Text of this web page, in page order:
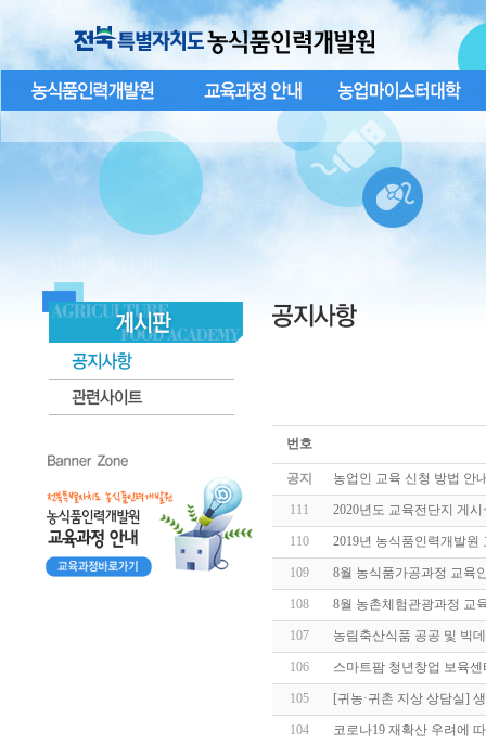
번호
공지 농업인 교육 신청 방법 안
111 2020년도 교육전단지 게시
110 2019년 농식품인력개발원
109 8월 농식품가공과정 교육
108 8월 농촌체험관광과정 교
107 농림축산식품 공공 및 빅
106 스마트팜 청년창업 보육
105 [귀농·귀촌 지상 상담실]
104 코로나19 재확산 우려에